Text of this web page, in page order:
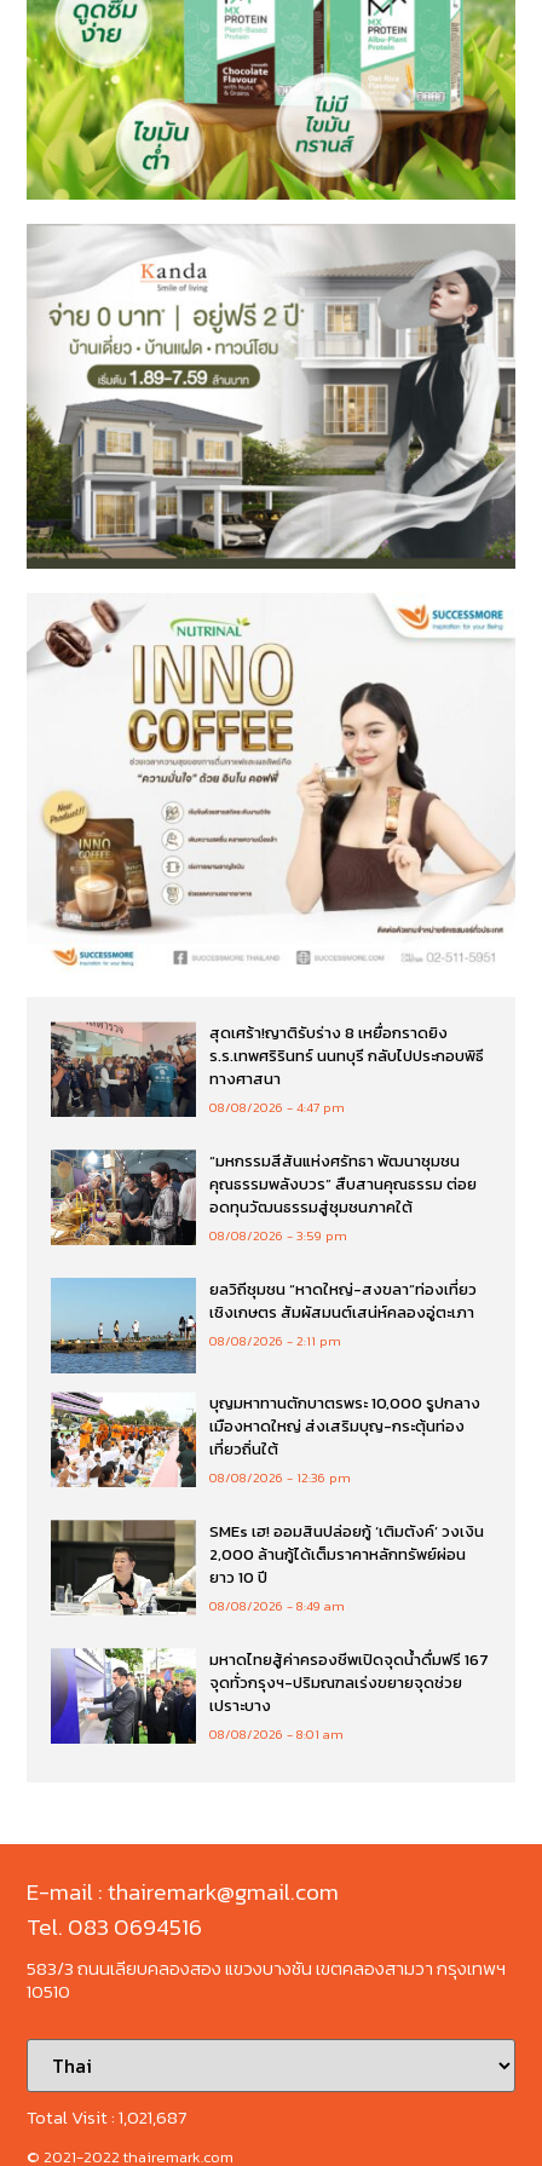
สุดเศร้า!ญาติรับร่าง 8 เหยื่อกราดยิง
ร.ร.เทพศริรินทร์ นนทบุรี กลับไปประกอบพิธี
ทางศาสนา
08/08/2026 4:47 pm
“มหกรรมสีสันแห่งศรัทธา พัฒนาชุมชน
คุณธรรมพลังบวร” สืบสานคุณธรรม ต่อย
อดทุนวัฒนธรรมสู่ชุมชนภาคใต้
08/08/2026 3:59 pm
ยลวิถีชุมชน “หาดใหญ่-สงขลา”ท่องเที่ยว
เชิงเกษตร สัมผัสมนต์เสน่ห์คลองอู่ตะเภา
08/08/2026 2:11 pm
บุญมหาทานตักบาตรพระ 10,000 รูปกลาง
เมืองหาดใหญ่ ส่งเสริมบุญ-กระตุ้นท่อง
เที่ยวถิ่นใต้
08/08/2026 12:36 pm
SMEs เฮ! ออมสินปล่อยกู้ ‘เติมตังค์’ วงเงิน
2,000 ล้านกู้ได้เต็มราคาหลักทรัพย์ผ่อน
ยาว 10 ปี
08/08/2026 8:49 am
มหาดไทยสู้ค่าครองชีพเปิดจุดน้ำดื่มฟรี 167
จุดทั่วกรุงฯ-ปริมณฑลเร่งขยายจุดช่วย
เปราะบาง
08/08/2026 8:01 am
E-mail : thairemark@gmail.com
Tel. 083 0694516
583/3 ถนนเลียบคลองสอง แขวงบางชัน เขตคลองสามวา กรุงเทพฯ
10510
Total Visit :1,021,687
© 2021-2022 thairemark.com